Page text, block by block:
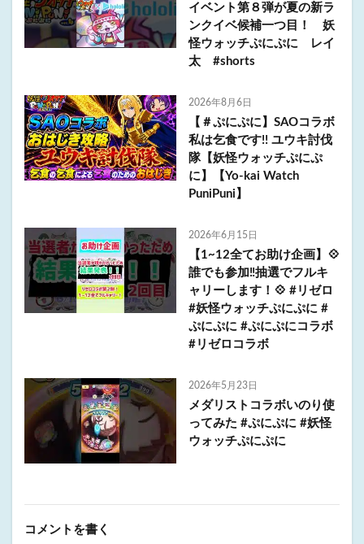
イベント第８弾が夏の新ラ
ンクイベ候補一つ目！ 妖
怪ウォッチぷにぷに レイ
太 #shorts
2026年8月6日
【＃ぷにぷに】SAOコラボ
私は乞食です!! ユウキ討伐
隊【妖怪ウォッチぷにぷ
に】【Yo-kai Watch
PuniPuni】
2026年6月15日
【1~12全てお助け企画】💠
誰でも参加‼️抽選でフルキ
ャリーします！💠 #リゼロ
#妖怪ウォッチぷにぷに #
ぷにぷに #ぷにぷにコラボ
#リゼロコラボ
2026年5月23日
メダリストコラボいのり使
ってみた #ぷにぷに #妖怪
ウォッチぷにぷに
コメントを書く